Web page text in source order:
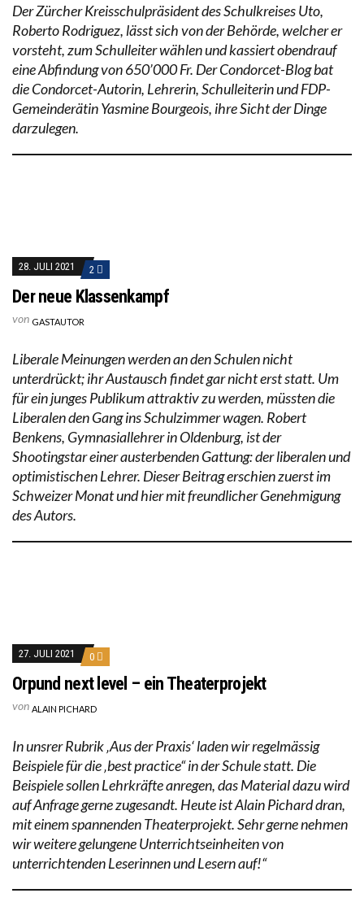
Der Zürcher Kreisschulpräsident des Schulkreises Uto,
Roberto Rodriguez, lässt sich von der Behörde, welcher er
vorsteht, zum Schulleiter wählen und kassiert obendrauf
eine Abfindung von 650’000 Fr. Der Condorcet-Blog bat
die Condorcet-Autorin, Lehrerin, Schulleiterin und FDP-
Gemeinderätin Yasmine Bourgeois, ihre Sicht der Dinge
darzulegen.
28. JULI 2021 2
Der neue Klassenkampf
von GASTAUTOR
Liberale Meinungen werden an den Schulen nicht
unterdrückt; ihr Austausch findet gar nicht erst statt. Um
für ein junges Publikum attraktiv zu werden, müssten die
Liberalen den Gang ins Schulzimmer wagen. Robert
Benkens, Gymnasiallehrer in Oldenburg, ist der
Shootingstar einer austerbenden Gattung: der liberalen und
optimistischen Lehrer. Dieser Beitrag erschien zuerst im
Schweizer Monat und hier mit freundlicher Genehmigung
des Autors.
27. JULI 2021 0
Orpund next level – ein Theaterprojekt
von ALAIN PICHARD
In unsrer Rubrik ‚Aus der Praxis‘ laden wir regelmässig
Beispiele für die ‚best practice“ in der Schule statt. Die
Beispiele sollen Lehrkräfte anregen, das Material dazu wird
auf Anfrage gerne zugesandt. Heute ist Alain Pichard dran,
mit einem spannenden Theaterprojekt. Sehr gerne nehmen
wir weitere gelungene Unterrichtseinheiten von
unterrichtenden Leserinnen und Lesern auf!“